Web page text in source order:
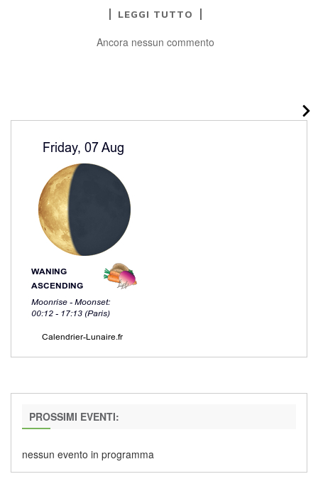
LEGGI TUTTO
Ancora nessun commento
PROSSIMI EVENTI:
nessun evento in programma